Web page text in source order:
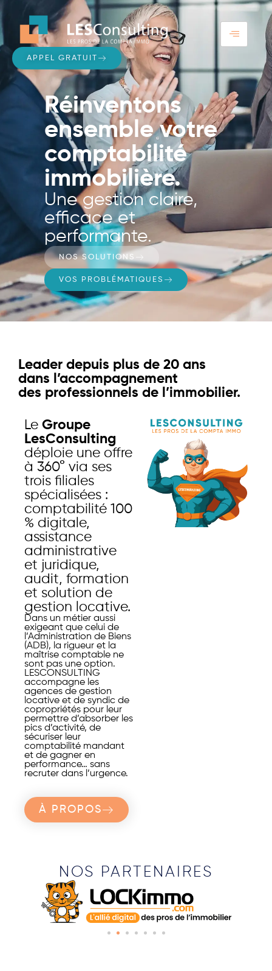
APPEL GRATUIT
Réinventons
ensemble votre
comptabilité
immobilière.
Une gestion claire,
efficace et
performante.
NOS SOLUTIONS
VOS PROBLÉMATIQUES
Leader depuis plus de 20 ans
dans l’accompagnement
des professionnels de l’immobilier.
Le Groupe
LesConsulting
déploie une offre
à 360° via ses
trois filiales
spécialisées :
comptabilité 100
% digitale,
assistance
administrative
et juridique,
audit, formation
et solution de
gestion locative.
Dans un métier aussi
exigeant que celui de
l’Administration de Biens
(ADB), la rigueur et la
maîtrise comptable ne
sont pas une option.
LESCONSULTING
accompagne les
agences de gestion
locative et de syndic de
copropriétés pour leur
permettre d’absorber les
pics d’activité, de
sécuriser leur
comptabilité mandant
et de gagner en
performance… sans
recruter dans l’urgence.
À PROPOS
NOS PARTENAIRES